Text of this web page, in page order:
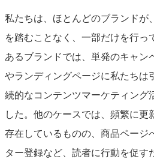
私たちは、ほとんどのブランドが
を踏むことなく、一部だけを行っ
あるブランドでは、単発のキャン
やランディングページに私たちは
続的なコンテンツマーケティング
した。他のケースでは、頻繁に更
存在しているものの、商品ページ
ター登録など、読者に行動を促す